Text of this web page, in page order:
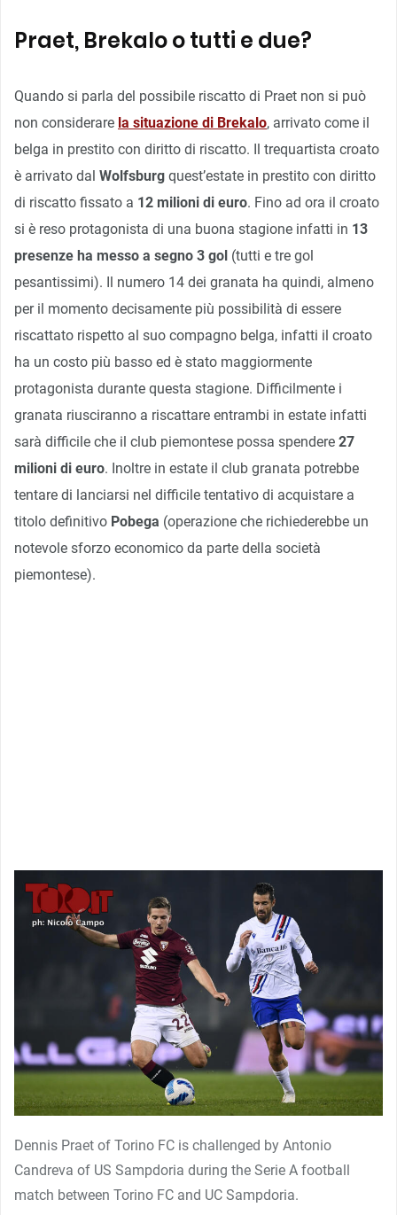
Praet, Brekalo o tutti e due?
Quando si parla del possibile riscatto di Praet non si può
non considerare la situazione di Brekalo, arrivato come il
belga in prestito con diritto di riscatto. Il trequartista croato
è arrivato dal Wolfsburg quest’estate in prestito con diritto
di riscatto fissato a 12 milioni di euro. Fino ad ora il croato
si è reso protagonista di una buona stagione infatti in 13
presenze ha messo a segno 3 gol (tutti e tre gol
pesantissimi). Il numero 14 dei granata ha quindi, almeno
per il momento decisamente più possibilità di essere
riscattato rispetto al suo compagno belga, infatti il croato
ha un costo più basso ed è stato maggiormente
protagonista durante questa stagione. Difficilmente i
granata riusciranno a riscattare entrambi in estate infatti
sarà difficile che il club piemontese possa spendere 27
milioni di euro. Inoltre in estate il club granata potrebbe
tentare di lanciarsi nel difficile tentativo di acquistare a
titolo definitivo Pobega (operazione che richiederebbe un
notevole sforzo economico da parte della società
piemontese).
Dennis Praet of Torino FC is challenged by Antonio
Candreva of US Sampdoria during the Serie A football
match between Torino FC and UC Sampdoria.